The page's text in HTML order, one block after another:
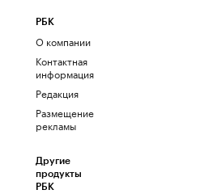
РБК
О компании
Контактная
информация
Редакция
Размещение
рекламы
Другие
продукты
РБК